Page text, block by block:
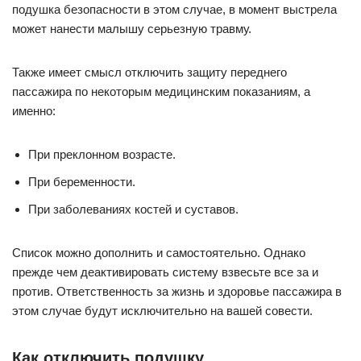
подушка безопасности в этом случае, в момент выстрела
может нанести малышу серьезную травму.
Также имеет смысл отключить защиту переднего
пассажира по некоторым медицинским показаниям, а
именно:
При преклонном возрасте.
При беременности.
При заболеваниях костей и суставов.
Список можно дополнить и самостоятельно. Однако
прежде чем деактивировать систему взвесьте все за и
против. Ответственность за жизнь и здоровье пассажира в
этом случае будут исключительно на вашей совести.